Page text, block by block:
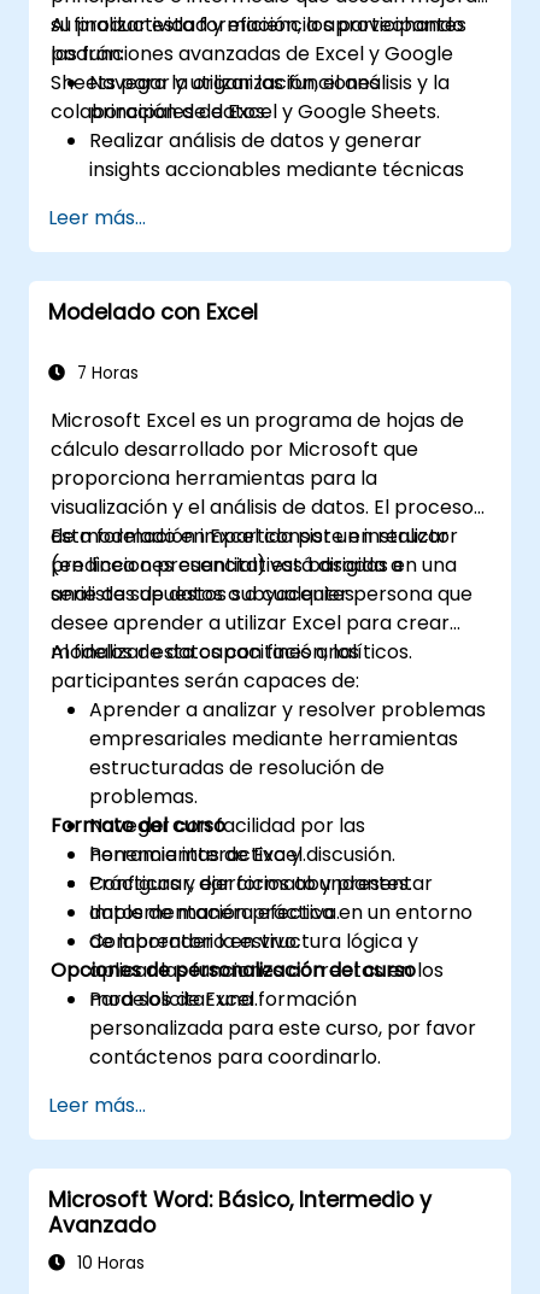
su productividad y eficiencia aprovechando
las funciones avanzadas de Excel y Google
Sheets para la organización, el análisis y la
colaboración de datos.
Al finalizar esta formación, los participantes
podrán:
Navegar y utilizar las funciones
principales de Excel y Google Sheets.
Realizar análisis de datos y generar
insights accionables mediante técnicas
Colaborar en tiempo real utilizando
Google Sheets para un trabajo en equipo
sin interrupciones.
Crear plantillas reutilizables para
proyectos.
Leer más...
Modelado con Excel
7 Horas
Microsoft Excel es un programa de hojas de
cálculo desarrollado por Microsoft que
proporciona herramientas para la
visualización y el análisis de datos. El proceso
de modelado en Excel consiste en realizar
predicciones cuantitativas basadas en una
serie de supuestos subyacentes.
Esta formación impartida por un instructor
(en línea o presencial) está dirigida a
analistas de datos o a cualquier persona que
desee aprender a utilizar Excel para crear
modelos de datos con fines analíticos.
Al finalizar esta capacitación, los
participantes serán capaces de:
Aprender a analizar y resolver problemas
empresariales mediante herramientas
estructuradas de resolución de
problemas.
Navegar con facilidad por las
herramientas de Excel.
Configurar, dar formato y presentar
datos de manera efectiva.
Comprender la estructura lógica y
aplicar las funciones correctas en los
modelos de Excel.
Formato del curso
Ponencia interactiva y discusión.
Prácticas y ejercicios abundantes.
Implementación práctica en un entorno
de laboratorio en vivo.
Opciones de personalización del curso
Para solicitar una formación
personalizada para este curso, por favor
contáctenos para coordinarlo.
Leer más...
Microsoft Word: Básico, Intermedio y
Avanzado
10 Horas